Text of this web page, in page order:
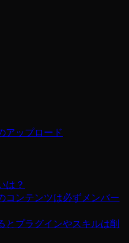
アップロード
は？
コンテンツは必ずメンバー
とプラグインやスキルは削